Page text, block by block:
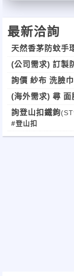
最新洽詢
天然香茅防蚊手
(公司需
詢價 紗布 洗臉
(海外需求) 尋 面
詢登山扣鐵鉤
#登山扣